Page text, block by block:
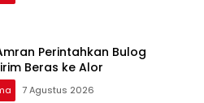
Perintahkan Bulog
Beras ke Alor
7 Agustus 2026